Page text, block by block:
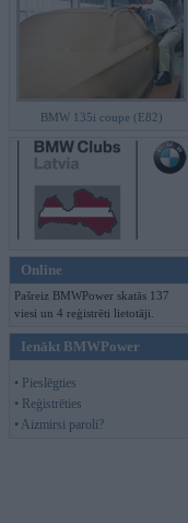
BMW 135i coupe (E82)
Online
Pašreiz BMWPower skatās 137
viesi un 4 reģistrēti lietotāji.
Ienākt BMWPower
• Pieslēgties
• Reģistrēties
• Aizmirsi paroli?